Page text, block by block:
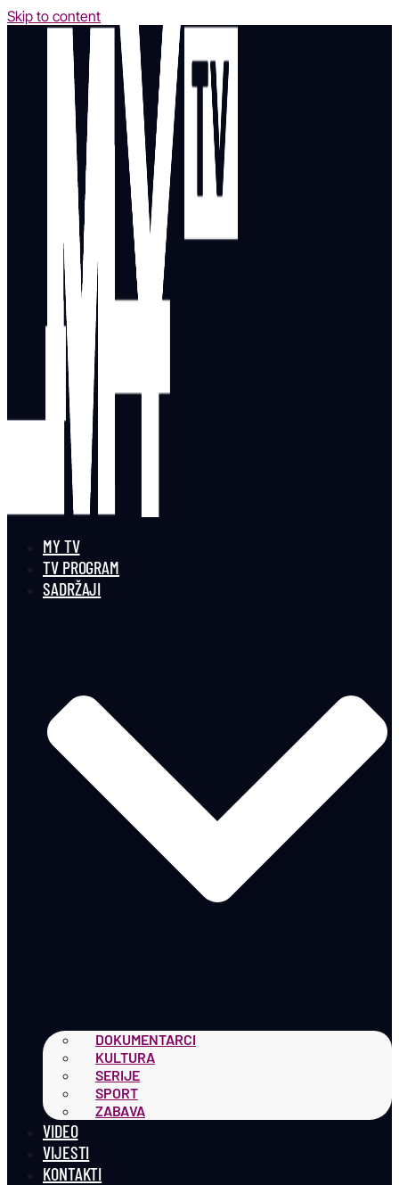
Skip to content
MY TV
TV PROGRAM
SADRŽAJI
DOKUMENTARCI
KULTURA
SERIJE
SPORT
ZABAVA
VIDEO
VIJESTI
KONTAKTI